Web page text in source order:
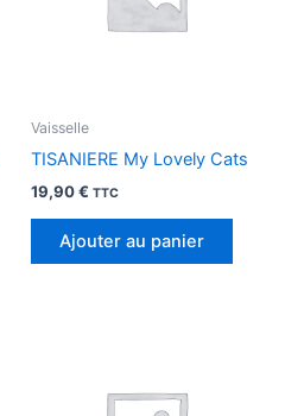
Vaisselle
TISANIERE My Lovely Cats
19,90€ TTC
Ajouter au panier